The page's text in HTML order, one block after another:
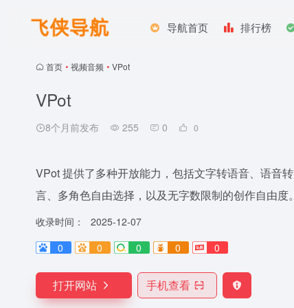
导航首页 排行榜
首页 • 视频音频 • VPot
VPot
8个月前发布 255 0 0
VPot 提供了多种开放能力，包括文字转语音、语音
言、多角色自由选择，以及无字数限制的创作自由度。
收录时间：
2025-12-07
0
0 0 0 0
打开网站 手机查看